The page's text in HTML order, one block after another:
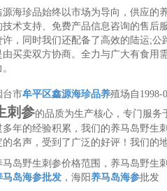
源海珍品始终以市场为导向，供应的
技术支持、免费产品信息咨询的售后
许，同时我们还配备了高效的陆运;公
由买卖双方协商。全力与广大有食用
台市牟平区鑫源海珍品养殖场自1998-
刺参的品质为生产核心，专门服务
多年的经验积累，我们的养马岛野生
的名声，受到了广泛的好评！我们的
马岛野生刺参价格范围，养马岛野生
马岛海参批发，海阳养马岛海参批发